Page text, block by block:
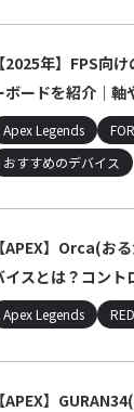
【2025年】FPS向
ボードを紹介｜軸
Apex Legends
おすすめのデバイス
【APEX】Orca(お
イスとは？コント
Apex Legends
【APEX】